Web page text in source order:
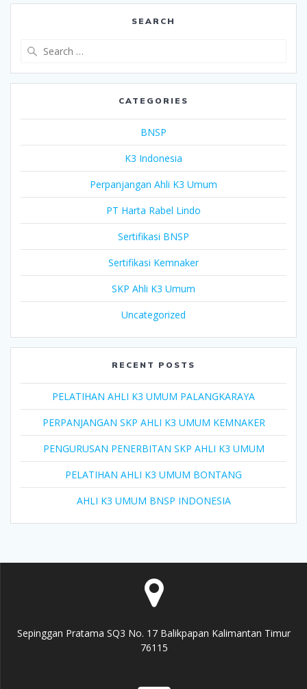
SEARCH
CATEGORIES
BNSP
K3 Indonesia
Perpanjangan Ahli K3 Umum
PT Harta Rabel Lindo
Sertifikasi BNSP
Sertifikasi Kemnaker
SKP Ahli K3 Umum
Uncategorized
RECENT POSTS
PELATIHAN AHLI K3 UMUM PALANGKARAYA
PERPANJANGAN SKP AHLI K3 UMUM KEMNAKER
PENGURUSAN PENERBITAN SKP AHLI K3 UMUM
PELATIHAN AHLI K3 UMUM BONTANG
AHLI K3 UMUM BNSP INDONESIA
Sepinggan Pratama SQ3 No. 17 Balikpapan Kalimantan Timur
76115